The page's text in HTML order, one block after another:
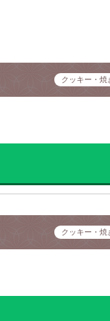
クッキー・焼
クッキー・焼